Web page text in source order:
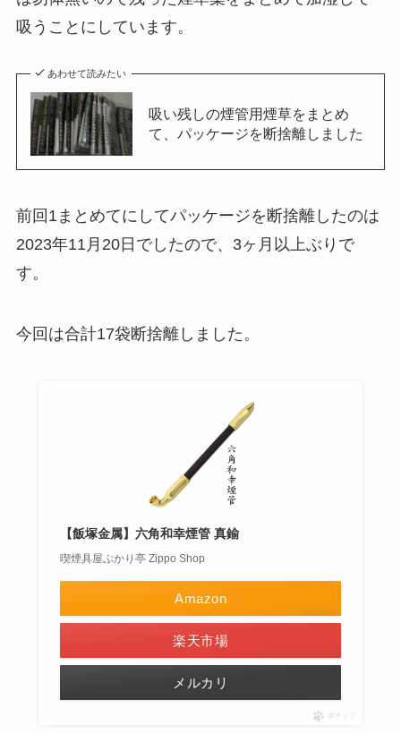
吸うことにしています。
あわせて読みたい
吸い残しの煙管用煙草をまとめ
て、パッケージを断捨離しました
前回1まとめてにしてパッケージを断捨離したのは
2023年11月20日でしたので、3ヶ月以上ぶりで
す。
今回は合計17袋断捨離しました。
【飯塚金属】六角和幸煙管 真鍮
喫煙具屋ぷかり亭 Zippo Shop
Amazon
楽天市場
メルカリ
ポチップ